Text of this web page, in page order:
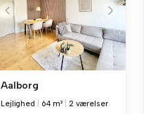
Aalborg
Lejlighed 64 m² 2 værelser